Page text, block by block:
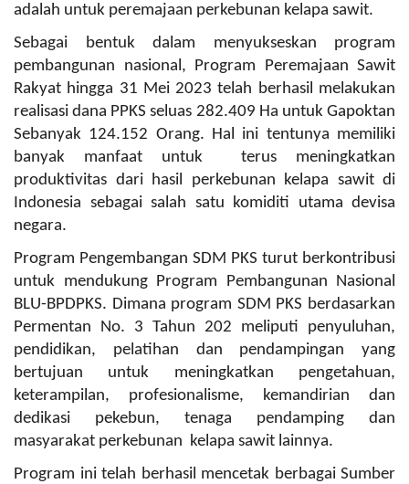
adalah untuk peremajaan perkebunan kelapa sawit.
Sebagai bentuk dalam menyukseskan program
pembangunan nasional, Program Peremajaan Sawit
Rakyat hingga 31 Mei 2023 telah berhasil melakukan
realisasi dana PPKS seluas 282.409 Ha untuk Gapoktan
Sebanyak 124.152 Orang. Hal ini tentunya memiliki
banyak manfaat untuk terus meningkatkan
produktivitas dari hasil perkebunan kelapa sawit di
Indonesia sebagai salah satu komiditi utama devisa
negara.
Program Pengembangan SDM PKS turut berkontribusi
untuk mendukung Program Pembangunan Nasional
BLU-BPDPKS. Dimana program SDM PKS berdasarkan
Permentan No. 3 Tahun 202 meliputi penyuluhan,
pendidikan, pelatihan dan pendampingan yang
bertujuan untuk meningkatkan pengetahuan,
keterampilan, profesionalisme, kemandirian dan
dedikasi pekebun, tenaga pendamping dan
masyarakat perkebunan kelapa sawit lainnya.
Program ini telah berhasil mencetak berbagai Sumber